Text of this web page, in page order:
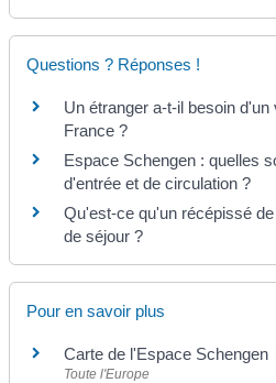
Questions ? Réponses !
Un étranger a-t-il besoin
France ?
Espace Schengen : quelles
d'entrée et de circulation ?
Qu'est-ce qu'un récépissé
de séjour ?
Pour en savoir plus
Carte de l'Espace Schengen
Toute l'Europe